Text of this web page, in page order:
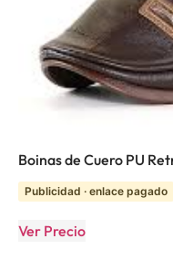
Boinas de Cuero PU
Publicidad · enlace pagado
Ver Precio